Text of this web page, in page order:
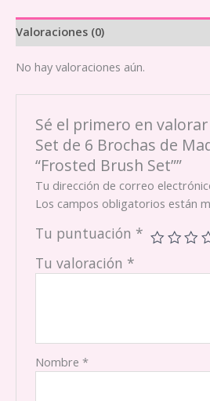
Brush
Set"
Valoraciones (0)
No hay valoraciones aún.
Sé el primero en valorar
Set de 6 Brochas de
“Frosted Brush Set””
Tu dirección de correo
Los campos obligatorios están
Tu puntuación *
Tu valoración *
Nombre*